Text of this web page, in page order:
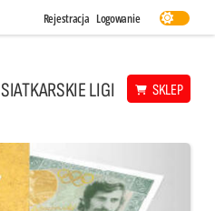
Rejestracja Logowanie
SIATKARSKIE LIGI SKLEP